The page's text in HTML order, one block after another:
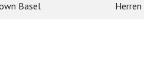
Basel Herren